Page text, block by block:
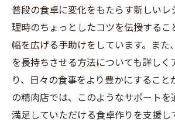
普段の食卓に変化をもたらす新しいレ
理時のちょっとしたコツを伝授するこ
幅を広げる手助けをしています。また
を長持ちさせる方法についても詳しく
り、日々の食事をより豊かにすること
の精肉店では、このようなサポートを
満足していただける食卓作りを支援し